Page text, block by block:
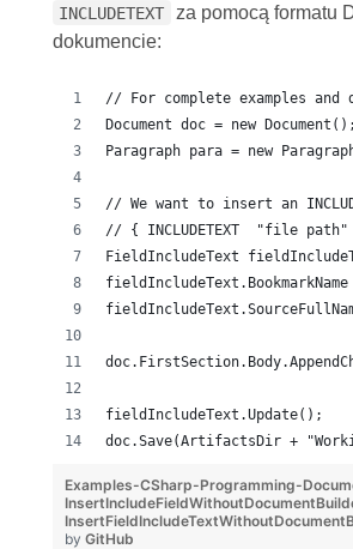
INCLUDETEXT
za pomocą formatu
dokumencie:
// For complete examples
Document doc = new Document();
Paragraph para = new
// We want to insert an
// { INCLUDETEXT  "file
FieldIncludeText
fieldIncludeText.Update();
doc.Save(ArtifactsDir +
Examples-CSharp-Programming-
by GitHub